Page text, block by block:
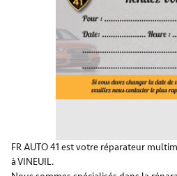
FR AUTO 41 est votre réparateur
à VINEUIL.